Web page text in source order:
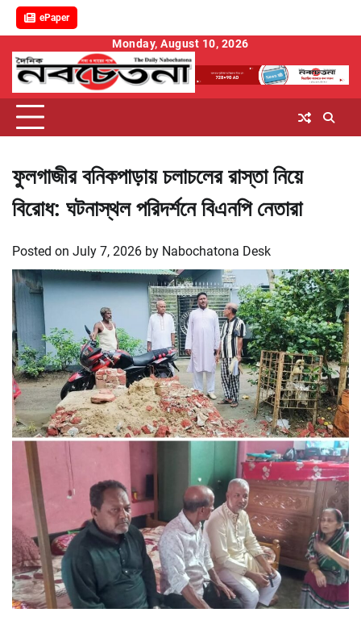
ePaper
content
Monday, August 10, 2026
ফুলগাজীর বনিকপাড়ায় চলাচলের রাস্তা নিয়ে
বিরোধ: ঘটনাস্থল পরিদর্শনে বিএনপি নেতারা
Posted on July 7, 2026 by Nabochatona Desk